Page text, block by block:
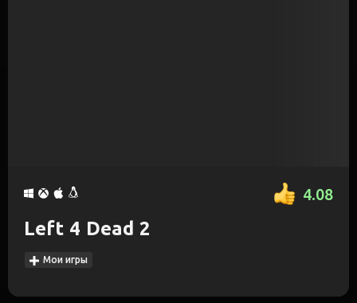
4.08
Left 4 Dead 2
Мои игры